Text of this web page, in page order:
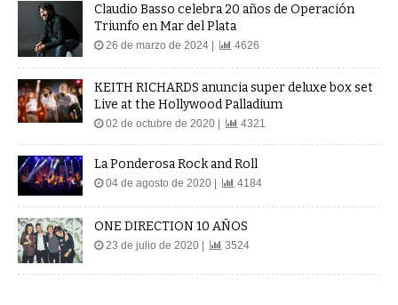
Claudio Basso celebra 20 años de Operación
Triunfo en Mar del Plata
26 de marzo de 2024 | 4626
KEITH RICHARDS anuncia super deluxe box set
Live at the Hollywood Palladium
02 de octubre de 2020 | 4321
La Ponderosa Rock and Roll
04 de agosto de 2020 | 4184
ONE DIRECTION 10 AÑOS
23 de julio de 2020 | 3524